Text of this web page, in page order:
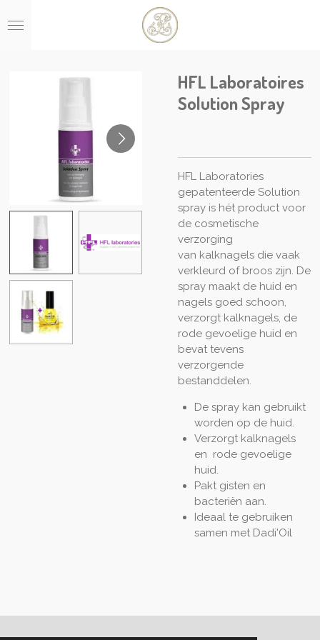
direct
hoofdinhoud
HFL Laboratoires
Solution Spray
HFL Laboratories
gepatenteerde Solution
spray is hét product voor
de cosmetische
verzorging
van kalknagels die vaak
verkleurd of broos zijn. De
spray maakt de huid en
nagels goed schoon,
verzorgt kalknagels, de
rode gevoelige huid en
bevat tevens
verzorgende
bestanddelen.
De spray kan gebruikt
worden op de huid.
Verzorgt kalknagels
en rode gevoelige
huid.
Pakt gisten en
bacteriën aan.
Ideaal te gebruiken
samen met Dadi'Oil